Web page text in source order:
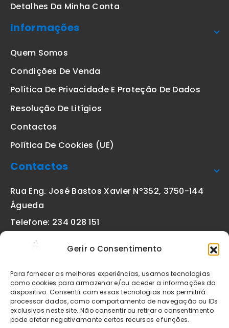
Gerir o Consentimento
Para fornecer as melhores experiências, usamos tecnologias
como cookies para armazenar e/ou aceder a informações do
dispositivo. Consentir com essas tecnologias nos permitirá
processar dados, como comportamento de navegação ou IDs
exclusivos neste site. Não consentir ou retirar o consentimento
pode afetar negativamante certos recursos e funções.
Detalhes Da Minha Conta
Informações
Quem Somos
Condições De Venda
Política De Privacidade E Proteção De Dados
Resolução De Litígios
Contactos
Política De Cookies (UE)
Contactos
Rua Eng. José Bastos Xavier Nº352, 3750-144
Águeda
Telefone: 234 028 151
geral@etiquetas-online.pt
Os preços indicados incluem IVA à taxa legal em vigor. Todos
os artigos apresentados no site encontram-se sujeitos à
disponibilidade de stock após confirmação da encomenda. As